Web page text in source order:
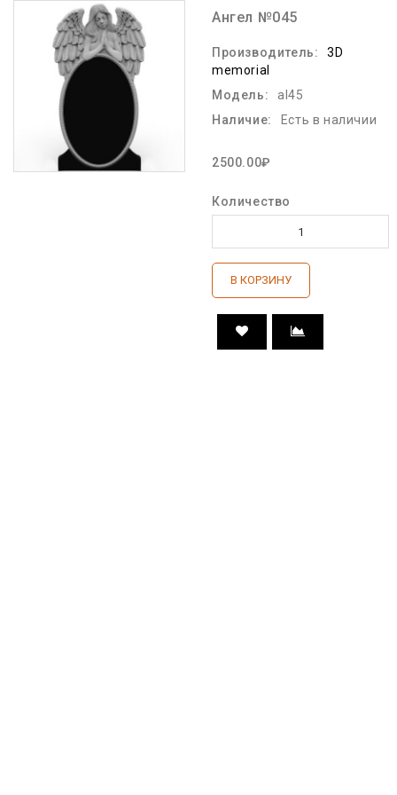
Ангел №045
Производитель:
3D
memorial
Модель:
al45
Наличие:
Есть в наличии
2500.00₽
Количество
В КОРЗИНУ